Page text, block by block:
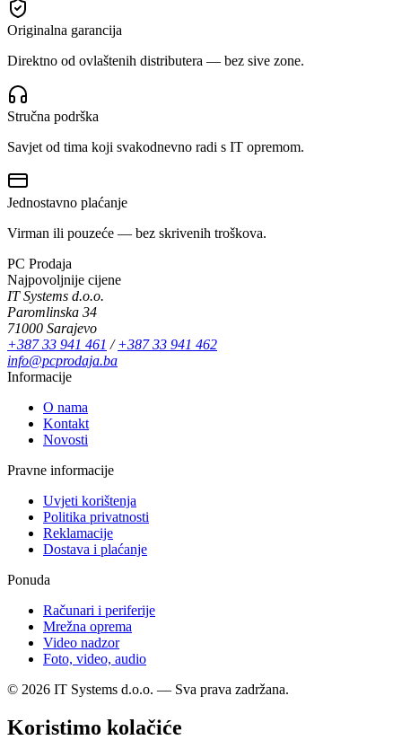
Originalna garancija
Direktno od ovlaštenih distributera — bez sive zone.
Stručna podrška
Savjet od tima koji svakodnevno radi s IT opremom.
Jednostavno plaćanje
Virman ili pouzeće — bez skrivenih troškova.
PC Prodaja
Najpovoljnije cijene
IT Systems d.o.o.
Paromlinska 34
71000 Sarajevo
+387 33 941 461 /+387 33 941 462
info@pcprodaja.ba
Informacije
O nama
Kontakt
Novosti
Pravne informacije
Uvjeti korištenja
Politika privatnosti
Reklamacije
Dostava i plaćanje
Ponuda
Računari i periferije
Mrežna oprema
Video nadzor
Foto, video, audio
© 2026 IT Systems d.o.o. — Sva prava zadržana.
Koristimo kolačiće